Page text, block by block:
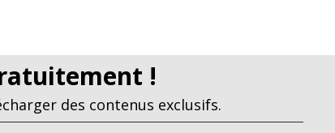
!
des contenus exclusifs.